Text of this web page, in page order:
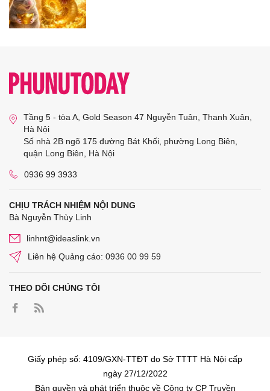
Tầng 5 - tòa A, Gold Season 47 Nguyễn Tuân, Thanh Xuân,
Hà Nội
Số nhà 2B ngõ 175 đường Bát Khối, phường Long Biên,
quận Long Biên, Hà Nội
0936 99 3933
CHỊU TRÁCH NHIỆM NỘI DUNG
Bà Nguyễn Thùy Linh
linhnt@ideaslink.vn
Liên hệ Quảng cáo: 0936 00 99 59
THEO DÕI CHÚNG TÔI
Giấy phép số: 4109/GXN-TTĐT do Sở TTTT Hà Nội cấp
ngày 27/12/2022
Bản quyền và phát triển thuộc về Công ty CP Truyền